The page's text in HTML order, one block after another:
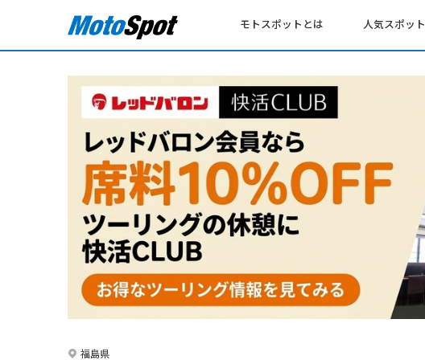
モトスポットとは 人気スポット
福島県